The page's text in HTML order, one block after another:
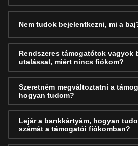
Nem tudok bejelentkezni, mi a
Rendszeres támogatótok vagyok
utalással, miért nincs fiókom?
Szeretném megváltoztatni a
hogyan tudom?
Lejár a bankkártyám, hogyan
számát a támogatói fiókomban?